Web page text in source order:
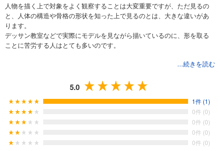
人物を描く上で対象をよく観察することは大変重要ですが、ただ見るの
と、人体の構造や骨格の形状を知った上で見るのとは、大きな違いがあ
ります。
デッサン教室などで実際にモデルを見ながら描いているのに、形を取る
ことに苦労する人はとても多いのです。
ましてプロとして絵を描くなら、手元に何の資料もないまま描かなけれ
そのとき陥る絵を崩壊させる困難の正体は、人体構造のうろ覚え・惰性
で描き続けたことによる悪癖・思い込みなどです。
これらが人物画を崩壊させます。
たとえ意図的にデフォルメを入れたつもりでも、それが人体構造のバラ
ンスを壊し、絵自体が崩壊した場合、簡単には修正できません。
人体構造と動きのメカニズムが確認できていれば、何も見ないで人物を
描くことも、デフォルメを加えて魅力あふれるいい絵にすることも可能
...続きを読む
5.0
1件 (1)
0件 (0)
0件 (0)
0件 (0)
0件 (0)